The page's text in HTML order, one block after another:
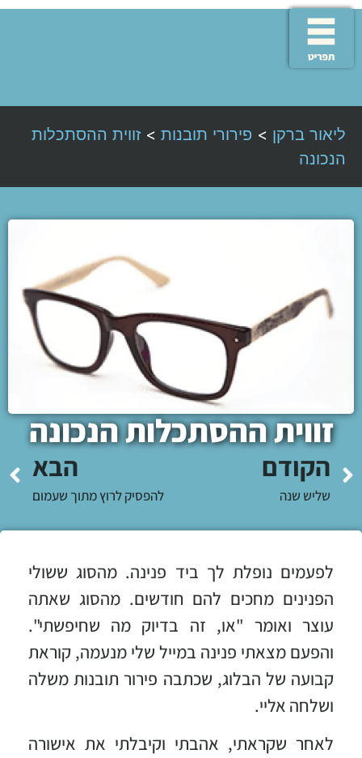
ליאור ברקן > פירורי תובנות >זווית ההסתכלות
הנכונה
זווית ההסתכלות הנכונה
הקודם
שליש שנה
הבא
להפסיק לרוץ מתוך שעמום
לפעמים נופלת לך ביד פנינה. מהסוג ששולי
הפנינים מחכים להם חודשים. מהסוג שאתה
עוצר ואומר "או, זה בדיוק מה שחיפשתי".
והפעם מצאתי פנינה במייל שלי מנעמה, קוראת
קבועה של הבלוג, שכתבה פירור תובנות משלה
ושלחה אליי.
לאחר שקראתי, אהבתי וקיבלתי את אישורה